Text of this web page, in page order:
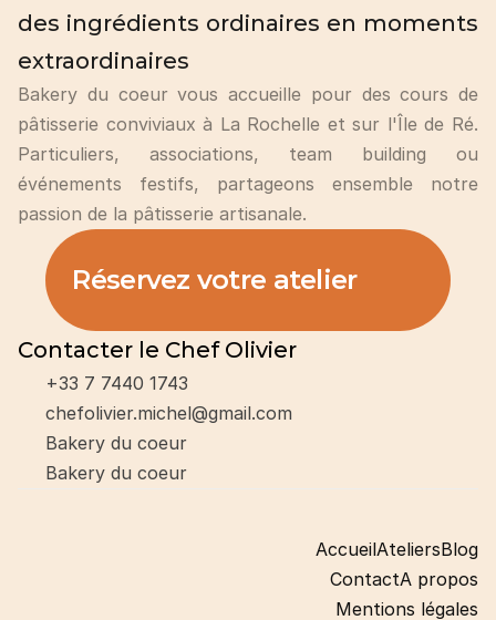
des ingrédients ordinaires en moments
extraordinaires
Bakery du coeur vous accueille pour des cours de
pâtisserie conviviaux à La Rochelle et sur l'Île de Ré.
Particuliers, associations, team building ou
événements festifs, partageons ensemble notre
passion de la pâtisserie artisanale.
Réservez votre atelier
Contacter le Chef Olivier
+33 7 7440 1743
chefolivier.michel@gmail.com
Bakery du coeur
Bakery du coeur
AccueilAteliersBlog
ContactA propos
Mentions légales